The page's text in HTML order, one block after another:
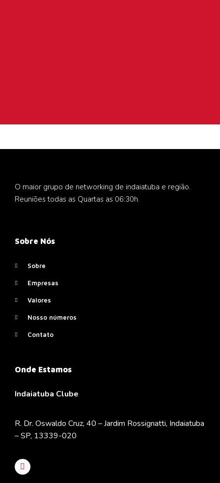
O maior grupo de networking de indaiatuba e região.
Reuniões todas as Quartas as 06:30h.
Sobre Nós
Sobre
Empresas
Valores
Nosso números
Contato
Onde Estamos
Indaiatuba Clube
R. Dr. Oswaldo Cruz, 40 – Jardim Rossignatti, Indaiatuba
– SP, 13339-020